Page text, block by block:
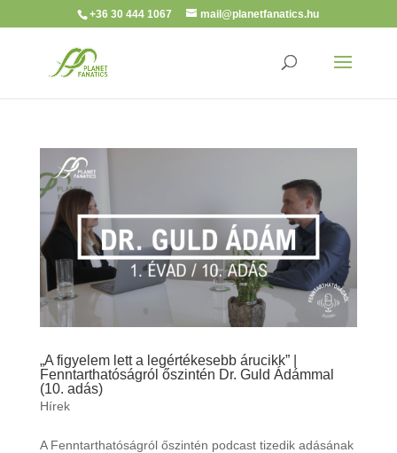
+36 30 444 1067 mail@planetfanatics.hu
„A figyelem lett a legértékesebb árucikk” |
Fenntarthatóságról őszintén Dr. Guld Ádámmal
(10. adás)
Hírek
A Fenntarthatóságról őszintén podcast tizedik adásának